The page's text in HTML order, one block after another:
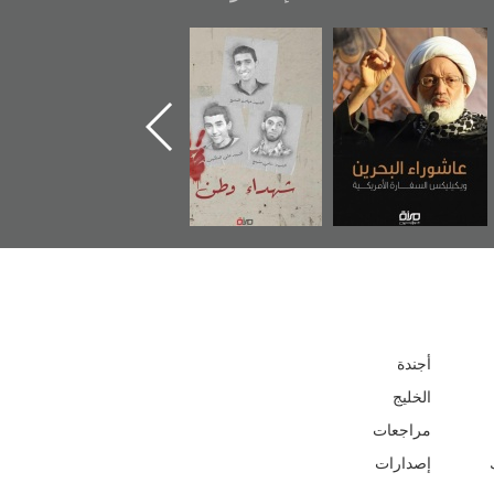
شهداء وطن
«جَوْ»: رواية
المعتقل جهاد
أجندة
الخليج
مراجعات
إصدارات